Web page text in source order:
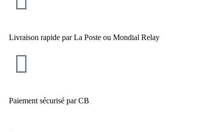
Livraison rapide par La Poste ou Mondial Relay
Paiement sécurisé par CB